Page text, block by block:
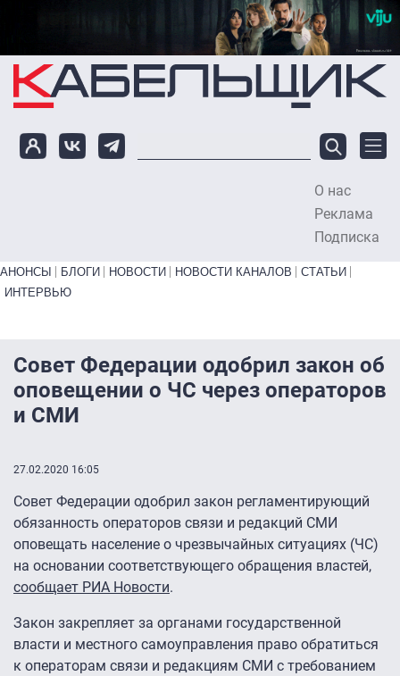
Перейти к основному содержанию
О нас
Реклама
Подписка
Primary links bottom
АНОНСЫ БЛОГИ НОВОСТИ НОВОСТИ КАНАЛОВ
СТАТЬИ
ИНТЕРВЬЮ
Совет Федерации одобрил закон об
оповещении о ЧС через операторов
и СМИ
27.02.2020 16:05
Совет Федерации одобрил закон регламентирующий
обязанность операторов связи и редакций СМИ
оповещать население о чрезвычайных ситуациях (ЧС)
на основании соответствующего обращения властей,
сообщает РИА Новости.
Закон закрепляет за органами государственной
власти и местного самоуправления право обратиться
к операторам связи и редакциям СМИ с требованием